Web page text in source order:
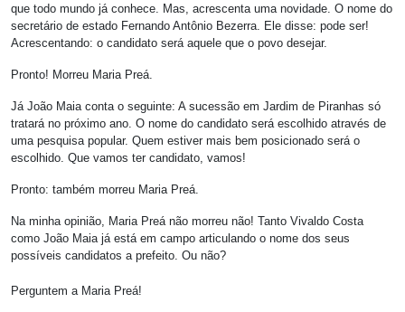
que todo mundo já conhece. Mas, acrescenta uma novidade. O nome do
secretário de estado Fernando Antônio Bezerra. Ele disse: pode ser!
Acrescentando: o candidato será aquele que o povo desejar.
Pronto! Morreu Maria Preá.
Já João Maia conta o seguinte: A sucessão em Jardim de Piranhas só
tratará no próximo ano. O nome do candidato será escolhido através de
uma pesquisa popular. Quem estiver mais bem posicionado será o
escolhido. Que vamos ter candidato, vamos!
Pronto: também morreu Maria Preá.
Na minha opinião, Maria Preá não morreu não! Tanto Vivaldo Costa
como João Maia já está em campo articulando o nome dos seus
possíveis candidatos a prefeito. Ou não?
Perguntem a Maria Preá!